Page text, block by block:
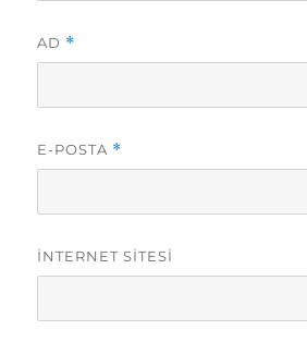
AD *
E-POSTA *
İNTERNET SITESI